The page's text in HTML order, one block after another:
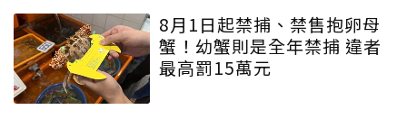
8月1日起禁捕、禁售抱卵母
蟹！幼蟹則是全年禁捕 違者
最高罰15萬元